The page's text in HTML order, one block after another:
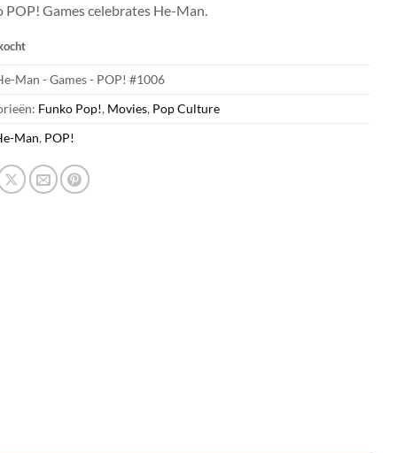
POP! Games celebrates He-Man.
Man - Games - POP! #1006
Funko Pop!, Movies, Pop Culture
Man, POP!